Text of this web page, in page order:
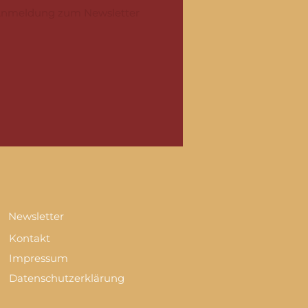
Kontakt
Newsletter
Impressum
Datenschutzerklärung